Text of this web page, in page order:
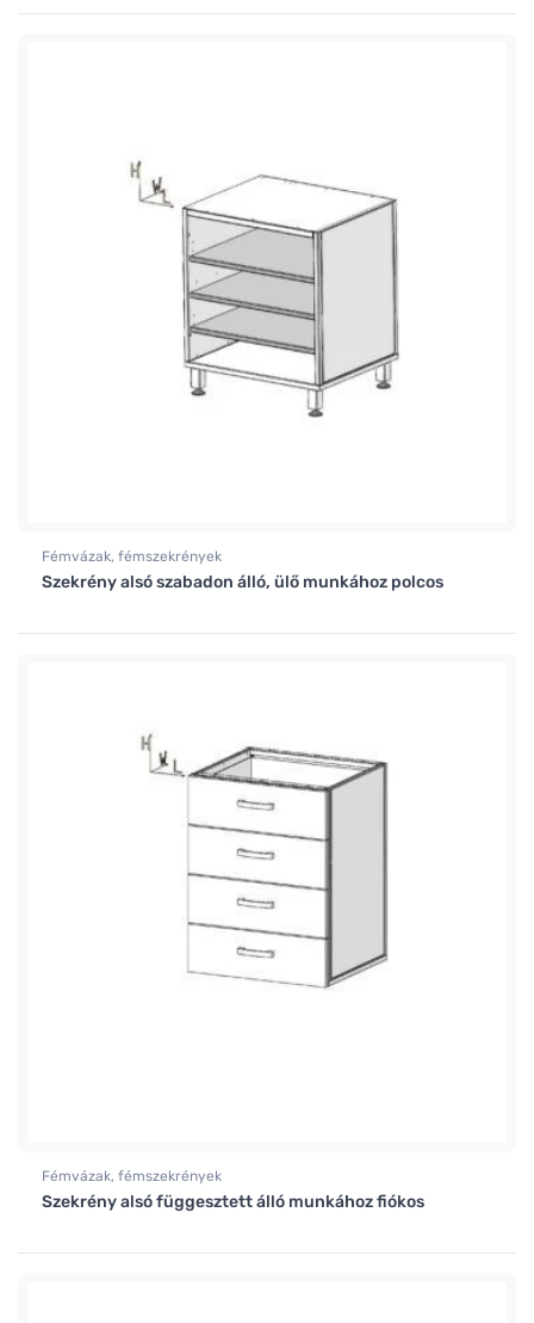
Fémvázak, fémszekrények
Szekrény alsó szabadon álló, ülő munkához polcos
Fémvázak, fémszekrények
Szekrény alsó függesztett álló munkához fiókos